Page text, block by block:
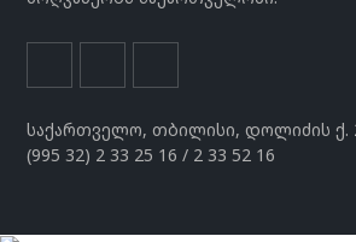
საქართველო, თბილისი, დოლიძის ქ.
(995 32) 2 33 25 16 / 2 33 52 16